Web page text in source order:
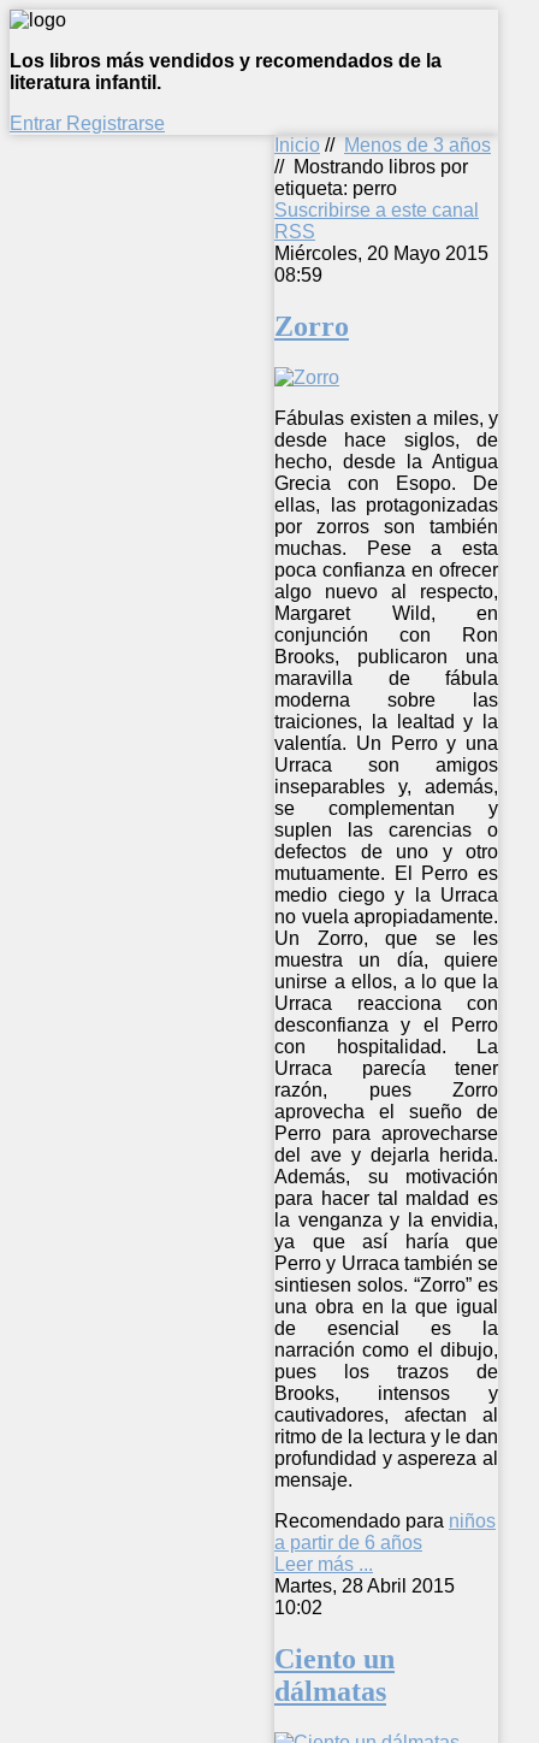
Los libros más vendidos y recomendados de la
literatura infantil.
Entrar Registrarse
Inicio // Menos de 3 años
// Mostrando libros por
etiqueta: perro
Suscribirse a este canal
RSS
Miércoles, 20 Mayo 2015
08:59
Zorro
Fábulas existen a miles, y
desde hace siglos, de
hecho, desde la Antigua
Grecia con Esopo. De
ellas, las protagonizadas
por zorros son también
muchas. Pese a esta
poca confianza en ofrecer
algo nuevo al respecto,
Margaret Wild, en
conjunción con Ron
Brooks, publicaron una
maravilla de fábula
moderna sobre las
traiciones, la lealtad y la
valentía. Un Perro y una
Urraca son amigos
inseparables y, además,
se complementan y
suplen las carencias o
defectos de uno y otro
mutuamente. El Perro es
medio ciego y la Urraca
no vuela apropiadamente.
Un Zorro, que se les
muestra un día, quiere
unirse a ellos, a lo que la
Urraca reacciona con
desconfianza y el Perro
con hospitalidad. La
Urraca parecía tener
razón, pues Zorro
aprovecha el sueño de
Perro para aprovecharse
del ave y dejarla herida.
Además, su motivación
para hacer tal maldad es
la venganza y la envidia,
ya que así haría que
Perro y Urraca también se
sintiesen solos. “Zorro” es
una obra en la que igual
de esencial es la
narración como el dibujo,
pues los trazos de
Brooks, intensos y
cautivadores, afectan al
ritmo de la lectura y le dan
profundidad y aspereza al
mensaje.
Recomendado para niños
a partir de 6 años
Leer más ...
Martes, 28 Abril 2015
10:02
Ciento un
dálmatas